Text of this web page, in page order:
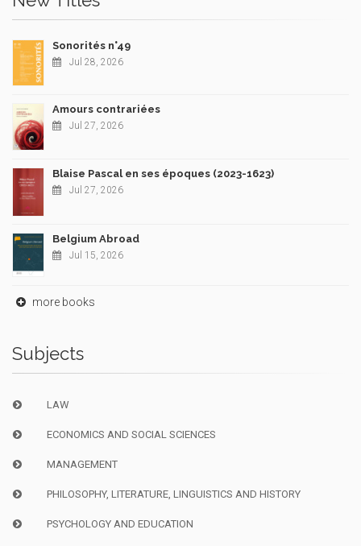
Sonorités n°49
Jul 28, 2026
Amours contrariées
Jul 27, 2026
Blaise Pascal en ses époques (2023-1623)
Jul 27, 2026
Belgium Abroad
Jul 15, 2026
more books
Subjects
LAW
ECONOMICS AND SOCIAL SCIENCES
MANAGEMENT
PHILOSOPHY, LITERATURE, LINGUISTICS AND HISTORY
PSYCHOLOGY AND EDUCATION